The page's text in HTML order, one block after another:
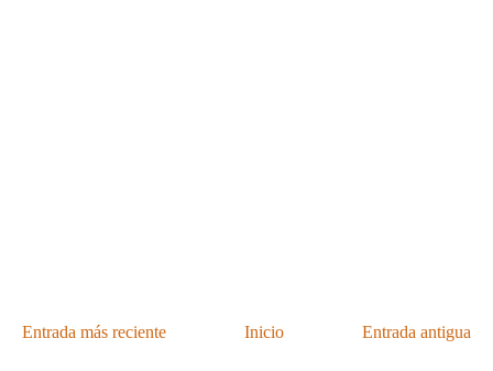
Entrada más reciente Entrada antigua
Inicio